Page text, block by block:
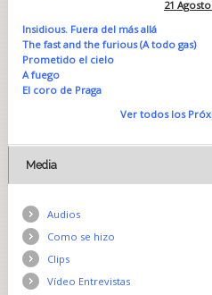
21
Insidious. Fuera del más allá
The fast and the furious (A todo gas)
Prometido el cielo
A fuego
El coro de Praga
Ver todos los
Media
Audios
Como se hizo
Clips
Vídeo Entrevistas